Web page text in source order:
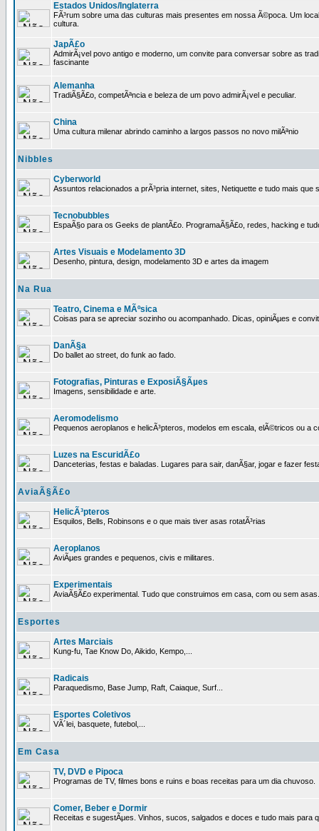
Estados Unidos/Inglaterra
FÃ³rum sobre uma das culturas mais presentes em nossa Ã©poca. Um
cultura.
JapÃ£o
AdmirÃ¡vel povo antigo e moderno, um convite para conversar sobre as
fascinante
Alemanha
TradiÃ§Ã£o, competÃªncia e beleza de um povo admirÃ¡vel e peculiar.
China
Uma cultura milenar abrindo caminho a largos passos no novo milÃªnio
Nibbles
Cyberworld
Assuntos relacionados a prÃ³pria internet, sites, Netiquette e tudo mais que
Tecnobubbles
EspaÃ§o para os Geeks de plantÃ£o. ProgramaÃ§Ã£o, redes, hacking e
Artes Visuais e Modelamento 3D
Desenho, pintura, design, modelamento 3D e artes da imagem
Na Rua
Teatro, Cinema e MÃºsica
Coisas para se apreciar sozinho ou acompanhado. Dicas, opiniÃµes e
DanÃ§a
Do ballet ao street, do funk ao fado.
Fotografias, Pinturas e ExposiÃ§Ãµes
Imagens, sensibilidade e arte.
Aeromodelismo
Pequenos aeroplanos e helicÃ³pteros, modelos em escala, elÃ©tricos ou a
Luzes na EscuridÃ£o
Danceterias, festas e baladas. Lugares para sair, danÃ§ar, jogar e fazer
AviaÃ§Ã£o
HelicÃ³pteros
Esquilos, Bells, Robinsons e o que mais tiver asas rotatÃ³rias
Aeroplanos
AviÃµes grandes e pequenos, civis e militares.
Experimentais
AviaÃ§Ã£o experimental. Tudo que construimos em casa, com ou sem asas.
Esportes
Artes Marciais
Kung-fu, Tae Know Do, Aikido, Kempo,...
Radicais
Paraquedismo, Base Jump, Raft, Caiaque, Surf...
Esportes Coletivos
VÃ´lei, basquete, futebol,...
Em Casa
TV, DVD e Pipoca
Programas de TV, filmes bons e ruins e boas receitas para um dia chuvoso.
Comer, Beber e Dormir
Receitas e sugestÃµes. Vinhos, sucos, salgados e doces e tudo mais para